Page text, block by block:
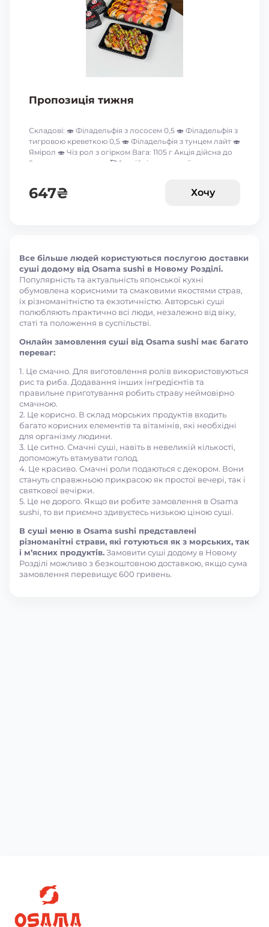
Пропозиція тижня
Складові: 🍣 Філадельфія з лососем 0,5 🍣 Філадельфія з
тигровою креветкою 0,5 🍣 Філадельфія з тунцем лайт 🍣
Ямірол 🍣 Чіз рол з огірком Вага: 1105 г Акція дійсна до
9-го серпня включно 🥰 *акційні пропозиції та знижки
647₴ Хочу
Все більше людей користуються послугою доставки
суші додому від Osama sushi в Новому Розділі.
Популярність та актуальність японської кухні
обумовлена корисними та смаковими якостями страв,
їх різноманітністю та екзотичністю. Авторські суші
полюбляють практично всі люди, незалежно від віку,
статі та положення в суспільстві.
Онлайн замовлення суші від Osama sushi має багато
переваг:
1. Це смачно. Для виготовлення ролів використовуються
рис та риба. Додавання інших інгредієнтів та
правильне приготування робить страву неймовірно
смачною.
2. Це корисно. В склад морських продуктів входить
багато корисних елементів та вітамінів, які необхідні
для організму людини.
3. Це ситно. Смачні суші, навіть в невеликій кількості,
допоможуть втамувати голод.
4. Це красиво. Смачні роли подаються с декором. Вони
стануть справжньою прикрасою як простої вечері, так і
святкової вечірки.
5. Це не дорого. Якщо ви робите замовлення в Osama
sushi, то ви приємно здивуєтесь низькою ціною суші.
В суші меню в Osama sushi представлені
різноманітні страви, які готуються як з морських, так
і м’ясних продуктів.Замовити суші додому в Новому
Розділі можливо з безкоштовною доставкою, якщо сума
замовлення перевищує 600 гривень.